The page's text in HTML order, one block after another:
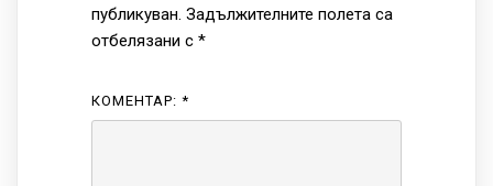
публикуван. Задължителните полета са
отбелязани с *
КОМЕНТАР: *